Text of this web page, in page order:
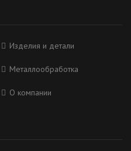
Изделия и детали
Металлообработка
О компании